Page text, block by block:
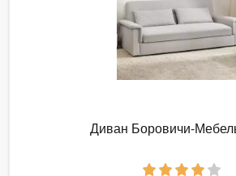
Диван Боровичи-